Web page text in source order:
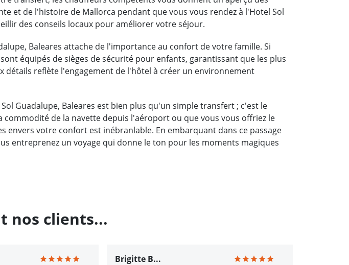
et de l'histoire de Mallorca pendant que vous vous rendez à l'Hotel Sol
des conseils locaux pour améliorer votre séjour.
Baleares attache de l'importance au confort de votre famille. Si
équipés de sièges de sécurité pour enfants, garantissant que les plus
reflète l'engagement de l'hôtel à créer un environnement
Guadalupe, Baleares est bien plus qu'un simple transfert ; c'est le
de la navette depuis l'aéroport ou que vous vous offriez le
envers votre confort est inébranlable. En embarquant dans ce passage
entreprenez un voyage qui donne le ton pour les moments magiques
nos clients...
Brigitte B...